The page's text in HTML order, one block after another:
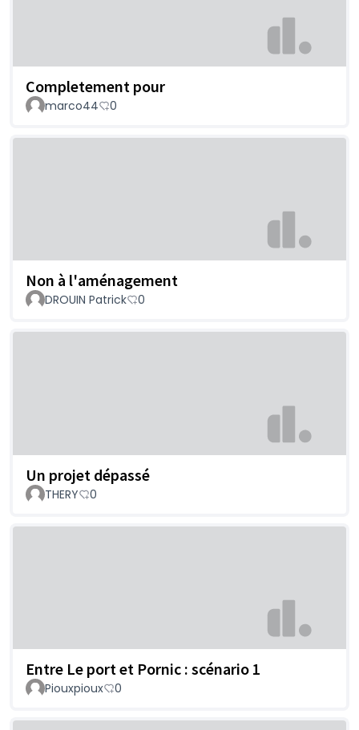
Completement pour
marco44 0
Non à l'aménagement
DROUIN Patrick 0
Un projet dépassé
THERY 0
Entre Le port et Pornic : scénario 1
Piouxpioux 0